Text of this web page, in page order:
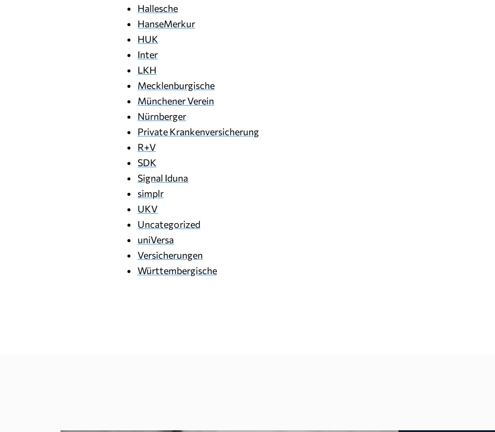
Hallesche
HanseMerkur
HUK
Inter
LKH
Mecklenburgische
Münchener Verein
Nürnberger
Private Krankenversicherung
R+V
SDK
Signal Iduna
simplr
UKV
Uncategorized
uniVersa
Versicherungen
Württembergische